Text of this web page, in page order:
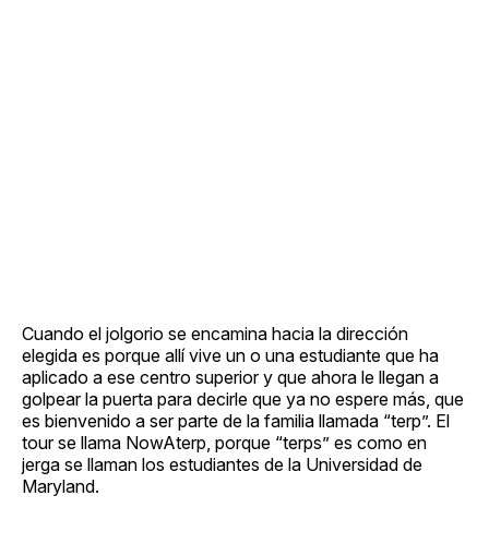
Cuando el jolgorio se encamina hacia la dirección
elegida es porque allí vive un o una estudiante que ha
aplicado a ese centro superior y que ahora le llegan a
golpear la puerta para decirle que ya no espere más, que
es bienvenido a ser parte de la familia llamada “terp”. El
tour se llama NowAterp, porque “terps” es como en
jerga se llaman los estudiantes de la Universidad de
Maryland.